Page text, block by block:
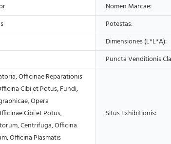
Nomen Marcae:
Potestas:
Dimensiones (L*L*A):
Puncta Venditionis
Officinae Reparationis
Cibi et Potus, Fundi,
Opera
Cibi et Potus,
Centrifuga, Officina
Officina Plasmatis
Situs Exhibitionis: